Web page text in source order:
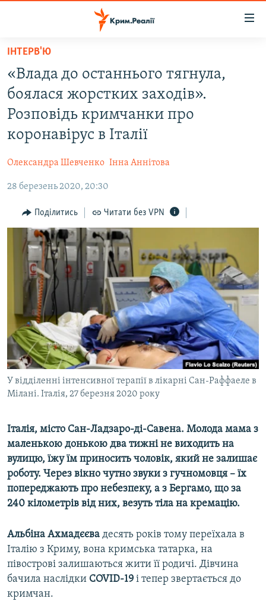
Перейти
основного
матеріалу
Перейти
до
основної
Перейти
до
ВОДА.КРИМ
ВІДЕО ТА ФОТО
ПОГЛЯД
ІНТЕРВ'Ю
ВСЕ ЗА ДЕНЬ
СПЕЦПРОЕКТИ
ДЕПОРТАЦІЯ
ВІДЕОУРОКИ «ELIFBE»
СВІДЧЕННЯ ОКУПАЦІЇ
УКРАЇНСЬКА ПРОБЛЕМА КРИМУ
ІНФОГРАФІКА
ЯК ОБІЙТИ БЛОКУВАННЯ
Русский
Qırımtatar
ДОЛУЧАЙСЯ!
Усі сайти RFE/RL
ІНТЕРВ'Ю
«Влада до останнього тягнула,
боялася жорстких заходів».
Розповідь кримчанки про
коронавірус в Італії
Олександра Шевченко Інна Аннітова
28 березень 2020, 20:30
Поділитись Читати без VPN
У відділенні інтенсивної терапії в лікарні Сан-Раффаеле в
Мілані. Італія, 27 березня 2020 року
Італія, місто Сан-Ладзаро-ді-Савена. Молода мама з
маленькою донькою два тижні не виходить на
вулицю, їжу їм приносить чоловік, який не залишає
роботу. Через вікно чутно звуки з гучномовця – їх
попереджають про небезпеку, а з Бергамо, що за
240 кілометрів від них, везуть тіла на кремацію.
Альбіна Ахмадєєва десять років тому переїхала в
Італію з Криму, вона кримська татарка, на
півострові залишаються жити її родичі. Дівчина
бачила наслідки COVID-19 і тепер звертається до
кримчан.